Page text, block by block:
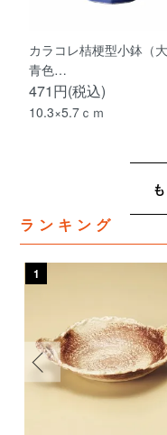
カラコレ桔梗型小鉢（大
青色…
471円(税込)
10.3×5.7ｃｍ
ランキング
1